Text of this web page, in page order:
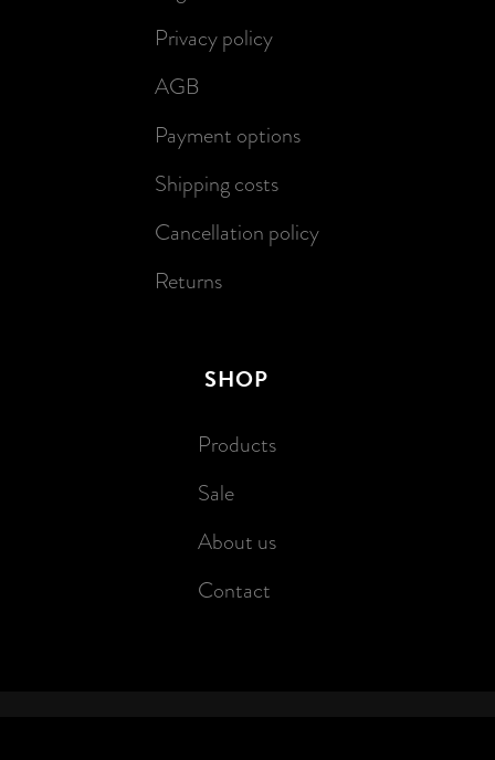
Privacy policy
AGB
Payment options
Shipping costs
Cancellation policy
Returns
SHOP
Products
Sale
About us
Contact